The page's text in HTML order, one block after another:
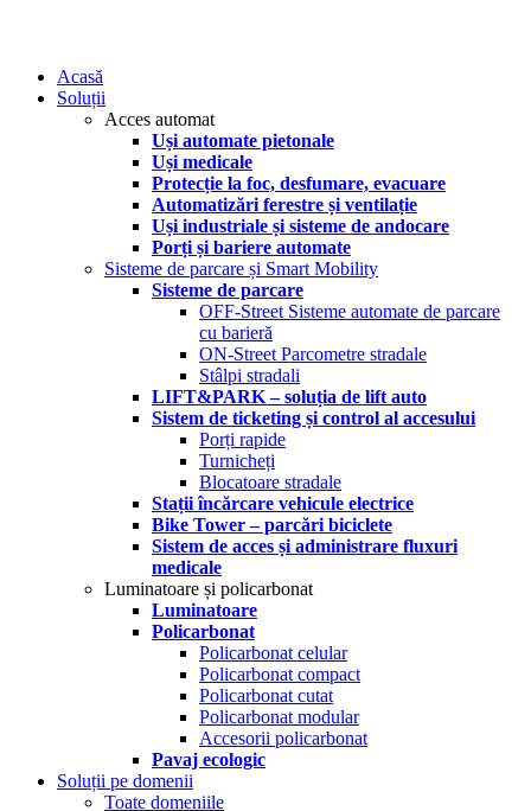
Acasă
Soluții
Acces automat
Uși automate pietonale
Uși medicale
Protecție la foc, desfumare, evacuare
Automatizări ferestre și ventilație
Uși industriale și sisteme de andocare
Porți și bariere automate
Sisteme de parcare și Smart Mobility
Sisteme de parcare
OFF-Street Sisteme automate de parcare
cu barieră
ON-Street Parcometre stradale
Stâlpi stradali
LIFT&PARK – soluția de lift auto
Sistem de ticketing și control al accesului
Porți rapide
Turnicheți
Blocatoare stradale
Stații încărcare vehicule electrice
Bike Tower – parcări biciclete
Sistem de acces și administrare fluxuri
medicale
Luminatoare și policarbonat
Luminatoare
Policarbonat
Policarbonat celular
Policarbonat compact
Policarbonat cutat
Policarbonat modular
Accesorii policarbonat
Pavaj ecologic
Soluții pe domenii
Toate domeniile